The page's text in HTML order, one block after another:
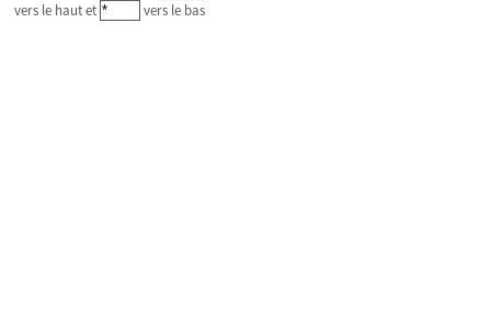
vers le haut et
vers le bas